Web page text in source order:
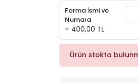
Forma İsmi ve
Numara
+ 400,00 TL
Ürün stokta